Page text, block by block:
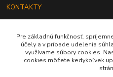
KONTAKTY
REKLAMÁCIE
KATALÓGY
Pre základnú funkčnosť,
účely a v prípade udelenia
využívame súbory cookies.
cookies môžete kedykoľvek